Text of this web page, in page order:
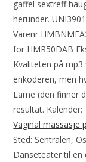
gaffel sextreff
herunder.
Varenr
for HMR50DAB
Kvaliteten på
enkoderen, men
Lame (den finner
resultat.
Vaginal massasje
Sted: Sentralen,
Danseteater til en